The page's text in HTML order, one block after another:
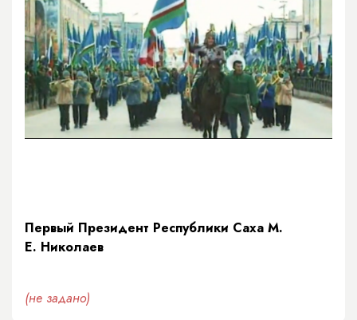
Первый Президент Республики Саха М.
Е. Николаев
(не задано)